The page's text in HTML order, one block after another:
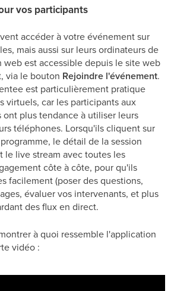
vos participants
accéder à votre événement sur
mais aussi sur leurs ordinateurs de
web est accessible depuis le site web
via le bouton Rejoindre l'événement.
est particulièrement pratique
virtuels, car les participants aux
plus tendance à utiliser leurs
téléphones. Lorsqu'ils cliquent sur
le détail de la session
le live stream avec toutes les
côte à côte, pour qu'ils
facilement (poser des questions,
évaluer vos intervenants, et plus
des flux en direct.
à quoi ressemble l'application
vidéo :